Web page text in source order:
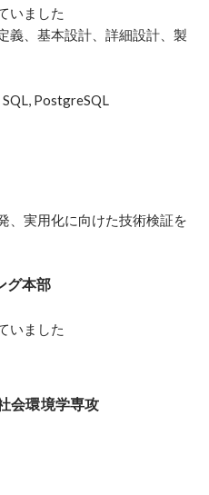
いました
義、基本設計、詳細設計、製
SQL, PostgreSQL
、実用化に向けた技術検証を
グ本部
いました
会環境学専攻